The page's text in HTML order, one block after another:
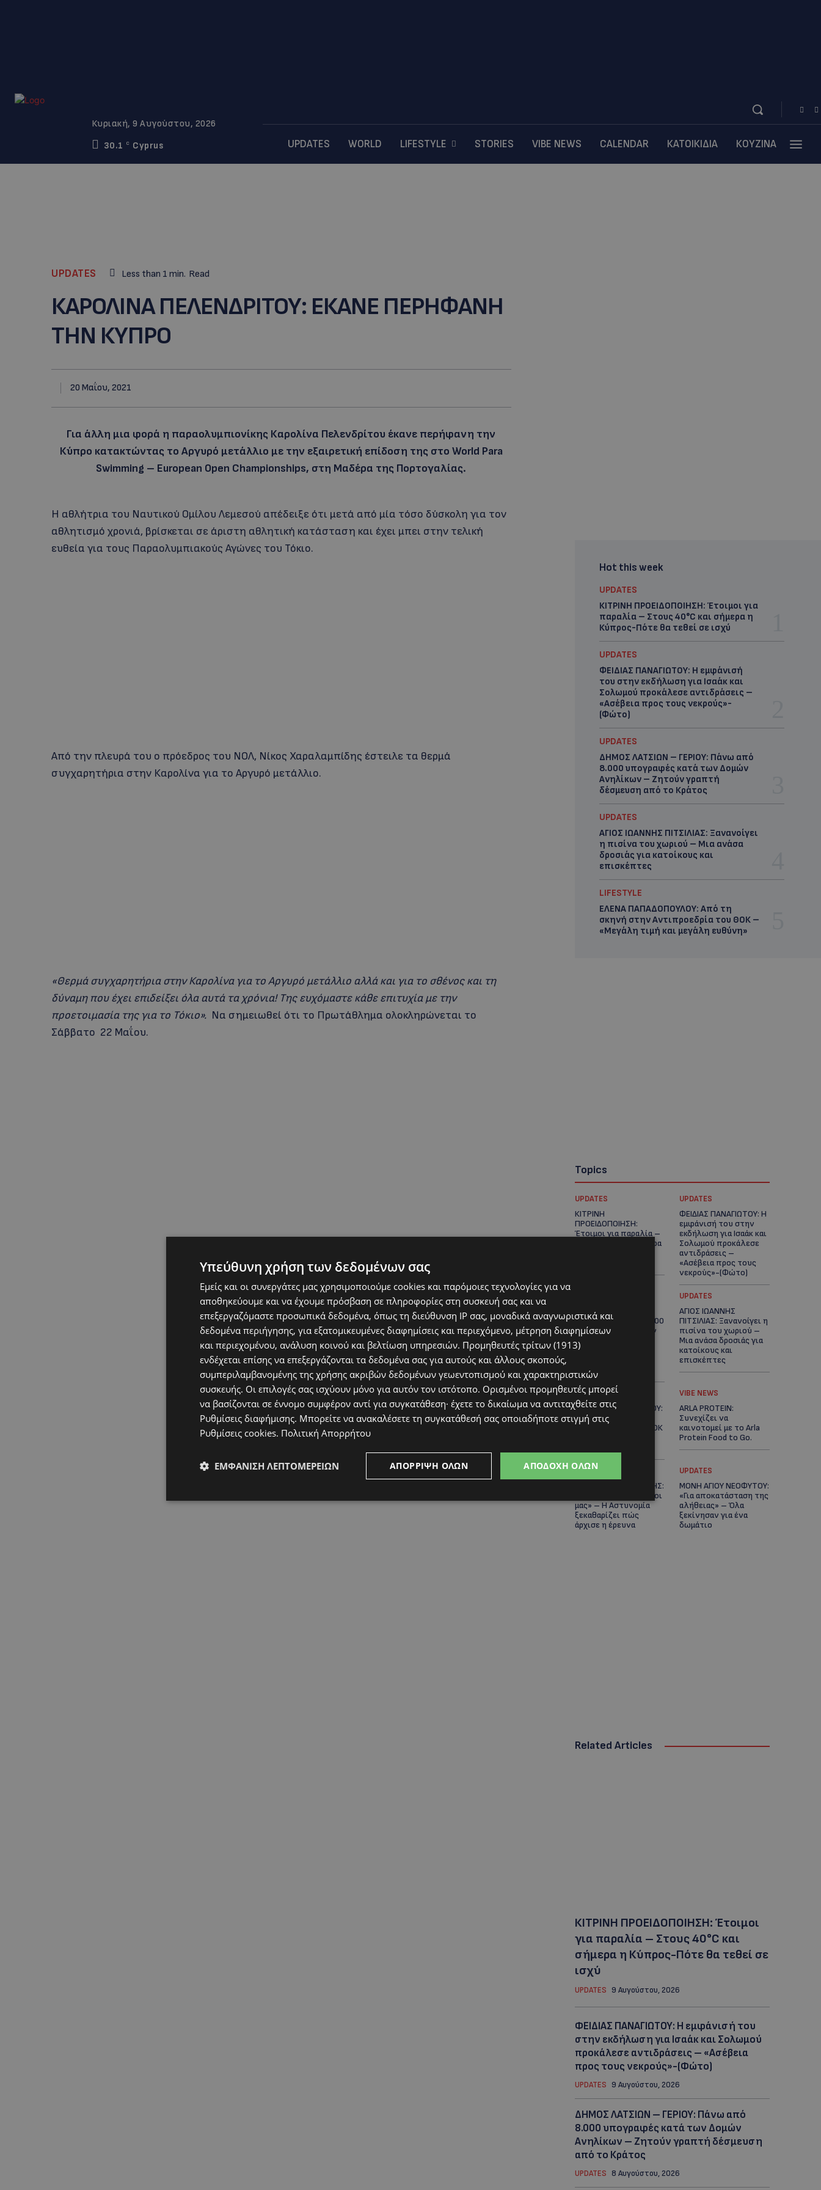
Κυριακή, 9 Αυγούστου, 2026
30.1
C Cyprus UPDATES WORLD LIFESTYLE STORIES VIBE NEWS CALENDAR ΚΑΤΟΙΚΙΔΙΑ ΚΟΥΖΙΝΑ
UPDATES Less than 1 min. Read
ΚΑΡΟΛΙΝΑ ΠΕΛΕΝΔΡΙΤΟΥ: ΕΚΑΝΕ ΠΕΡΗΦΑΝΗ
ΤΗΝ ΚΥΠΡΟ
20 Μαΐου, 2021
Για άλλη μια φορά η παραολυμπιονίκης Καρολίνα Πελενδρίτου έκανε περήφανη την
Κύπρο κατακτώντας το Αργυρό μετάλλιο με την εξαιρετική επίδοση της στο World Para
Swimming – European Open Championships, στη Μαδέρα της Πορτογαλίας.
Η αθλήτρια του Ναυτικού Ομίλου Λεμεσού απέδειξε ότι μετά από μία τόσο δύσκολη για τον
αθλητισμό χρονιά, βρίσκεται σε άριστη αθλητική κατάσταση και έχει μπει στην τελική
ευθεία για τους Παραολυμπιακούς Αγώνες του Τόκιο.
Από την πλευρά του ο πρόεδρος του ΝΟΛ, Νίκος Χαραλαμπίδης έστειλε τα θερμά
συγχαρητήρια στην Καρολίνα για το Αργυρό μετάλλιο.
«Θερμά συγχαρητήρια στην Καρολίνα για το Αργυρό μετάλλιο αλλά και για το σθένος και τη
δύναμη που έχει επιδείξει όλα αυτά τα χρόνια! Της ευχόμαστε κάθε επιτυχία με την
προετοιμασία της για το Τόκιο». Να σημειωθεί ότι το Πρωτάθλημα ολοκληρώνεται το
Σάββατο 22 Μαΐου.
Hot this week
UPDATES
ΚΙΤΡΙΝΗ ΠΡΟΕΙΔΟΠΟΙΗΣΗ: Έτοιμοι για
παραλία – Στους 40°C και σήμερα η
Κύπρος-Πότε θα τεθεί σε ισχύ
UPDATES
ΦΕΙΔΙΑΣ ΠΑΝΑΓΙΩΤΟΥ: Η εμφάνισή
του στην εκδήλωση για Ισαάκ και
Σολωμού προκάλεσε αντιδράσεις –
«Ασέβεια προς τους νεκρούς»-
(Φώτο)
UPDATES
ΔΗΜΟΣ ΛΑΤΣΙΩΝ – ΓΕΡΙΟΥ: Πάνω από
8.000 υπογραφές κατά των Δομών
Ανηλίκων – Ζητούν γραπτή
δέσμευση από το Κράτος
UPDATES
ΑΓΙΟΣ ΙΩΑΝΝΗΣ ΠΙΤΣΙΛΙΑΣ: Ξανανοίγει
η πισίνα του χωριού – Μια ανάσα
δροσιάς για κατοίκους και
επισκέπτες
LIFESTYLE
ΕΛΕΝΑ ΠΑΠΑΔΟΠΟΥΛΟΥ: Από τη
σκηνή στην Αντιπροεδρία του ΘΟΚ –
«Μεγάλη τιμή και μεγάλη ευθύνη»
Topics
UPDATES
ΚΙΤΡΙΝΗ
ΠΡΟΕΙΔΟΠΟΙΗΣΗ:
Έτοιμοι για παραλία –
Στους 40°C και σήμερα
UPDATES
ΦΕΙΔΙΑΣ ΠΑΝΑΓΙΩΤΟΥ: Η
εμφάνισή του στην
εκδήλωση για Ισαάκ και
Σολωμού προκάλεσε
αντιδράσεις –
«Ασέβεια προς τους
νεκρούς»-(Φώτο)
ΔΗΜΟΣ ΛΑΤΣΙΩΝ –
ΓΕΡΙΟΥ: Πάνω από 8.000
υπογραφές κατά των
Δομών Ανηλίκων –
Ζητούν γραπτή
Κράτος
UPDATES
ΑΓΙΟΣ ΙΩΑΝΝΗΣ
ΠΙΤΣΙΛΙΑΣ: Ξανανοίγει η
πισίνα του χωριού –
Μια ανάσα δροσιάς για
κατοίκους και
επισκέπτες
LIFESTYLE
ΕΛΕΝΑ ΠΑΠΑΔΟΠΟΥΛΟΥ:
Από τη σκηνή στην
Αντιπροεδρία του ΘΟΚ
VIBE NEWS
ARLA PROTEIN:
Συνεχίζει να
καινοτομεί με το Arla
Protein Food to Go.
UPDATES
ΜΑΚΑΡΙΟΣ ΔΡΟΥΣΙΩΤΗΣ:
«Δεν ξεκινήσαμε μόνοι
μας» – Η Αστυνομία
ξεκαθαρίζει πώς
άρχισε η έρευνα
UPDATES
ΜΟΝΗ ΑΓΙΟΥ ΝΕΟΦΥΤΟΥ:
«Για αποκατάσταση της
αλήθειας» – Όλα
ξεκίνησαν για ένα
δωμάτιο
Related Articles
ΚΙΤΡΙΝΗ ΠΡΟΕΙΔΟΠΟΙΗΣΗ: Έτοιμοι
για παραλία – Στους 40°C και
σήμερα η Κύπρος-Πότε θα τεθεί σε
ισχύ
UPDATES 9 Αυγούστου, 2026
ΦΕΙΔΙΑΣ ΠΑΝΑΓΙΩΤΟΥ: Η εμφάνισή του
στην εκδήλωση για Ισαάκ και Σολωμού
προκάλεσε αντιδράσεις – «Ασέβεια
προς τους νεκρούς»-(Φώτο)
UPDATES 9 Αυγούστου, 2026
ΔΗΜΟΣ ΛΑΤΣΙΩΝ – ΓΕΡΙΟΥ: Πάνω από
8.000 υπογραφές κατά των Δομών
Ανηλίκων – Ζητούν γραπτή δέσμευση
από το Κράτος
UPDATES 8 Αυγούστου, 2026
Υπεύθυνη χρήση των δεδομένων σας
Εμείς και οι συνεργάτες μας χρησιμοποιούμε cookies και παρόμοιες τεχνολογίες για να
αποθηκεύουμε και να έχουμε πρόσβαση σε πληροφορίες στη συσκευή σας και να
επεξεργαζόμαστε προσωπικά δεδομένα, όπως τη διεύθυνση IP σας, μοναδικά αναγνωριστικά και
δεδομένα περιήγησης, για εξατομικευμένες διαφημίσεις και περιεχόμενο, μέτρηση διαφημίσεων
και περιεχομένου, ανάλυση κοινού και βελτίωση υπηρεσιών. Προμηθευτές τρίτων (1913)
ενδέχεται επίσης να επεξεργάζονται τα δεδομένα σας για αυτούς και άλλους σκοπούς,
συμπεριλαμβανομένης της χρήσης ακριβών δεδομένων γεωεντοπισμού και χαρακτηριστικών
συσκευής. Οι επιλογές σας ισχύουν μόνο για αυτόν τον ιστότοπο. Ορισμένοι προμηθευτές μπορεί
να βασίζονται σε έννομο συμφέρον αντί για συγκατάθεση· έχετε το δικαίωμα να αντιταχθείτε στις
Ρυθμίσεις διαφήμισης. Μπορείτε να ανακαλέσετε τη συγκατάθεσή σας οποιαδήποτε στιγμή στις
Ρυθμίσεις cookies. Πολιτική Απορρήτου
ΑΠΟΔΟΧΉ ΌΛΩΝ
ΑΠΌΡΡΙΨΗ ΌΛΩΝ
ΕΜΦΆΝΙΣΗ ΛΕΠΤΟΜΕΡΕΙΏΝ